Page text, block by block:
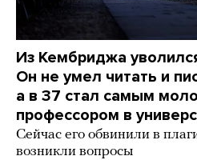
Из Кембриджа
Он не умел читать и
а в 37 стал самым
профессором в
Сейчас его обвинили в
возникли вопросы